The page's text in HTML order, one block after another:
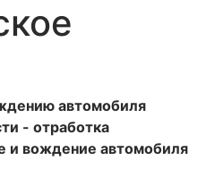
автомобиля
- отработка
и вождение автомобиля